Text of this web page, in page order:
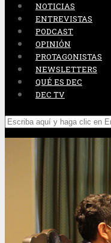
NOTICIAS
ENTREVISTAS
PODCAST
OPINIÓN
PROTAGONISTAS
NEWSLETTERS
QUÉ ES DEC
DEC TV